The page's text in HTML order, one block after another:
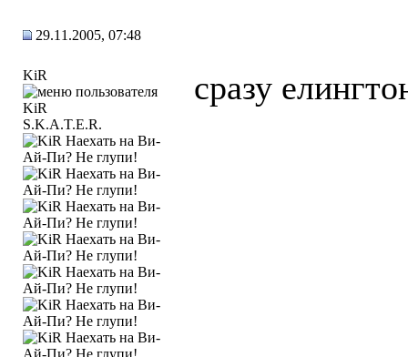
29.11.2005, 07:48
KiR
S.K.A.T.E.R.
сразу